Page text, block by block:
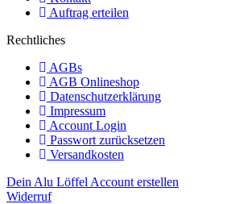
Auftrag erteilen
Rechtliches
AGBs
AGB Onlineshop
Datenschutzerklärung
Impressum
Account Login
Passwort zurücksetzen
Versandkosten
Dein Alu Löffel Account erstellen
Widerruf